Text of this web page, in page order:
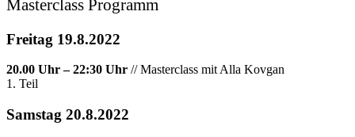
Masterclass Programm
Freitag 19.8.2022
20.00 Uhr – 22:30 Uhr // Masterclass mit Alla Kovgan
1. Teil
Samstag 20.8.2022